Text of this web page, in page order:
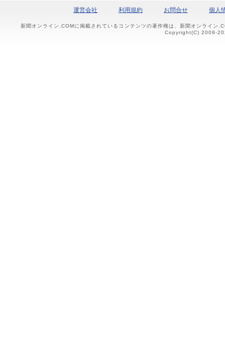
運営会社 利用規約 お問合せ 個人
新聞オンライン.COMに掲載されているコンテンツの著作権は、新聞オンライン
Copyright(C) 2009-